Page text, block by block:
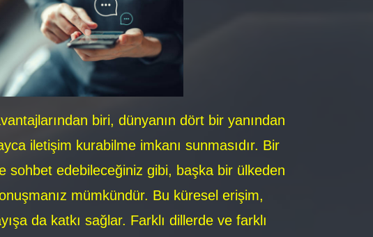
biri, dünyanın dört bir yanından
iletişim kurabilme imkanı sunmasıdır. Bir
sohbet edebileceğiniz gibi, başka bir ülkeden
mümkündür. Bu küresel erişim,
da katkı sağlar. Farklı dillerde ve farklı